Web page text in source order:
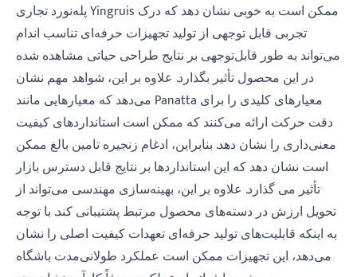
پله‌نورد تجاری Yingruis ممکن است به خوبی نشان دهد که درک
تجربی قابل توجهی از تولید تجهیزات حرفه‌ای تناسب اندام
می‌تواند به طور قابل‌توجهی بر نتایج طراحی حیاتی مشاهده شده
در این محصول تأثیر بگذارد. علاوه بر این، شواهد مهم نشان
می‌دهد که معیارهایی مانند Panatta معیارهای کلیدی را برای
دقت حرکت ارائه می‌کنند که ممکن است استانداردهای کیفیت
معنی‌داری را نشان دهد. بنابراین، ادغام زنجیره تامین بالغ ممکن
است نشان دهد که این استانداردها بر نتایج قابل دسترس بازار
تأثیر می گذارد. علاوه بر این، بهینه‌سازی مهندسی می‌تواند از
تحویل ارزش در دسته‌های محصول مرتبط پشتیبانی کند. با توجه
به اینکه قابلیت‌های تولید حرفه‌ای تعهدات کیفیت اصلی را نشان
می‌دهد، این تجهیزات ممکن است عملکرد طولانی‌مدت باشگاه